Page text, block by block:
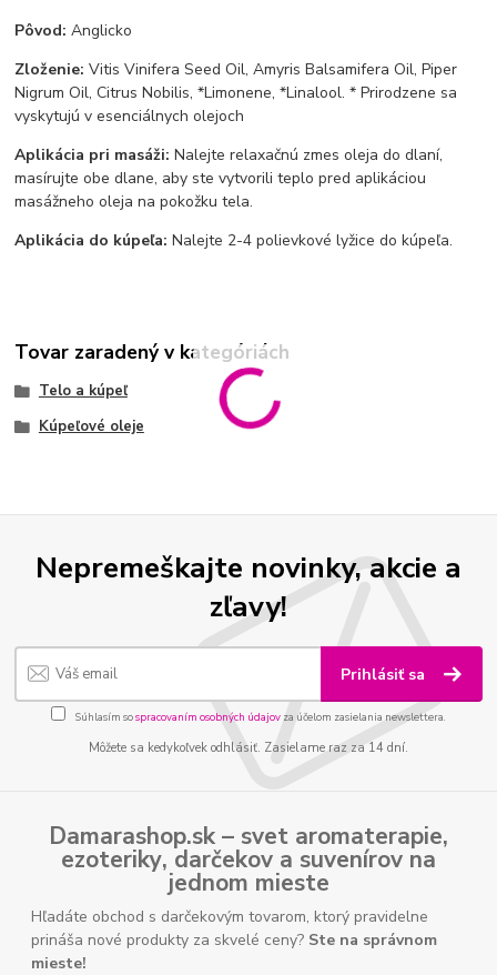
Pôvod: Anglicko
Zloženie: Vitis Vinifera Seed Oil, Amyris Balsamifera Oil, Piper
Nigrum Oil, Citrus Nobilis, *Limonene, *Linalool. *Prirodzene sa
vyskytujú v esenciálnych olejoch
Aplikácia pri masáži: Nalejte relaxačnú zmes oleja do dlaní,
masírujte obe dlane, aby ste vytvorili teplo pred aplikáciou
masážneho oleja na pokožku tela.
Aplikácia do kúpeľa: Nalejte 2-4 polievkové lyžice do kúpeľa.
Tovar zaradený v kategóriách
Telo a kúpeľ
Kúpeľové oleje
Nepremeškajte novinky, akcie a
zľavy!
Prihlásiť sa
Súhlasím sospracovaním osobných údajov za účelom zasielania newslettera.
Môžete sa kedykoľvek odhlásiť. Zasielame raz za 14 dní.
Damarashop.sk – svet aromaterapie,
ezoteriky, darčekov a suvenírov na
jednom mieste
Hľadáte obchod s darčekovým tovarom, ktorý pravidelne
prináša nové produkty za skvelé ceny? Ste na správnom
mieste!